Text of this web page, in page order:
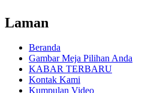
Laman
Beranda
Gambar Meja Pilihan Anda
KABAR TERBARU
Kontak Kami
Kumpulan Video